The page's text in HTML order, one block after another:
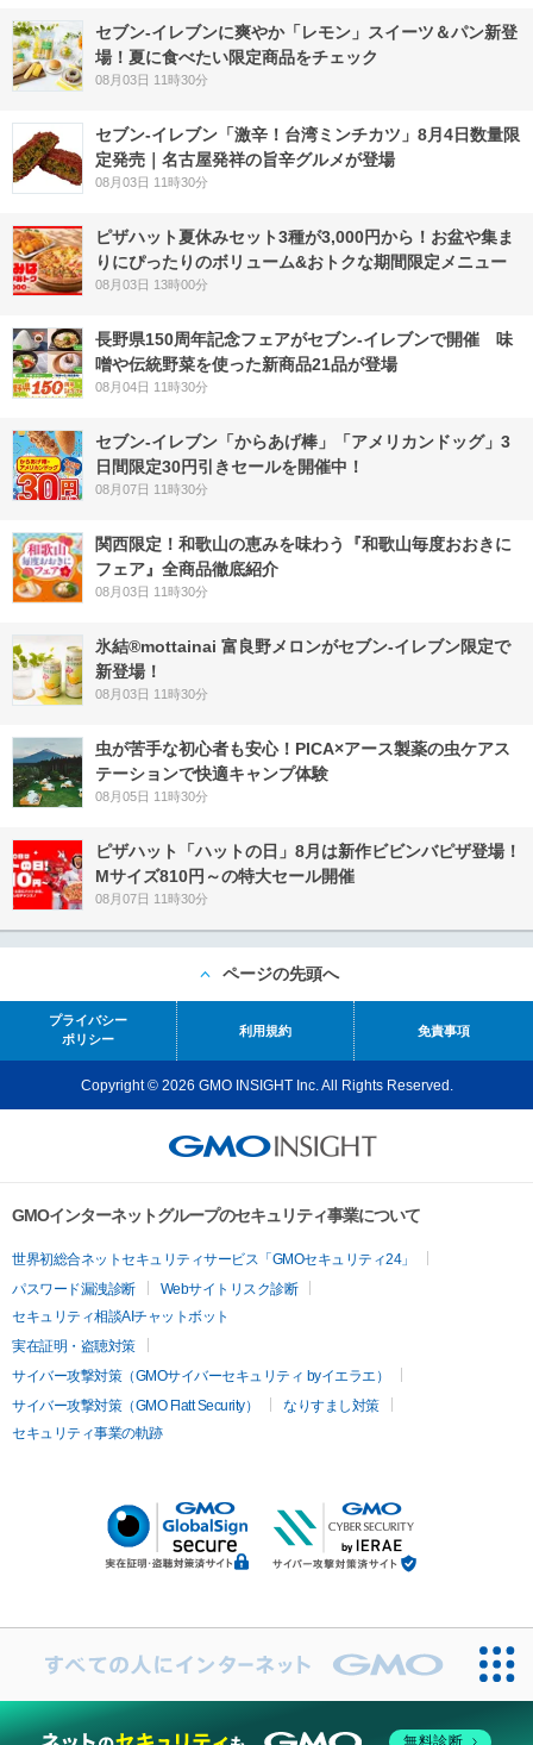
セブン‐イレブンに爽やか「レモン」スイーツ＆パン新登
場！夏に食べたい限定商品をチェック
08月03日 11時30分
セブン-イレブン「激辛！台湾ミンチカツ」8月4日数量限
定発売｜名古屋発祥の旨辛グルメが登場
08月03日 11時30分
ピザハット夏休みセット3種が3,000円から！お盆や集ま
りにぴったりのボリューム&おトクな期間限定メニュー
08月03日 13時00分
長野県150周年記念フェアがセブン-イレブンで開催 味
噌や伝統野菜を使った新商品21品が登場
08月04日 11時30分
セブン‐イレブン「からあげ棒」「アメリカンドッグ」3
日間限定30円引きセールを開催中！
08月07日 11時30分
関西限定！和歌山の恵みを味わう『和歌山毎度おおきに
フェア』全商品徹底紹介
08月03日 11時30分
氷結®mottainai 富良野メロンがセブン‐イレブン限定で
新登場！
08月03日 11時30分
虫が苦手な初心者も安心！PICA×アース製薬の虫ケアス
テーションで快適キャンプ体験
08月05日 11時30分
ピザハット「ハットの日」8月は新作ビビンバピザ登場！
Mサイズ810円～の特大セール開催
08月07日 11時30分
ページの先頭へ
プライバシー
ポリシー
利用規約 免責事項
Copyright © 2026 GMO INSIGHT Inc. All Rights Reserved.
GMOインターネットグループのセキュリティ事業について
世界初総合ネットセキュリティサービス「GMOセキュリティ24」
パスワード漏洩診断
Webサイトリスク診断
セキュリティ相談AIチャットボット
実在証明・盗聴対策
サイバー攻撃対策（GMOサイバーセキュリティ byイエラエ）
サイバー攻撃対策（GMO Flatt Security）
なりすまし対策
セキュリティ事業の軌跡
無料診断